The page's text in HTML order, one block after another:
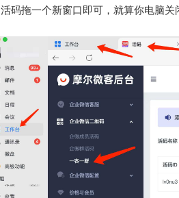
活码拖一个新窗口即可，就算你电脑关